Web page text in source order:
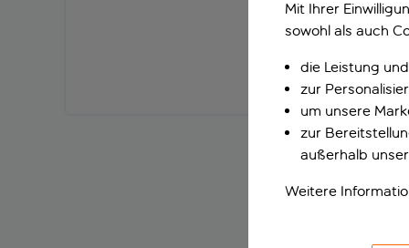
Mit Ihrer
sowohl als auch
die Leistung
zur
um unsere
zur
außerhalb
Weitere